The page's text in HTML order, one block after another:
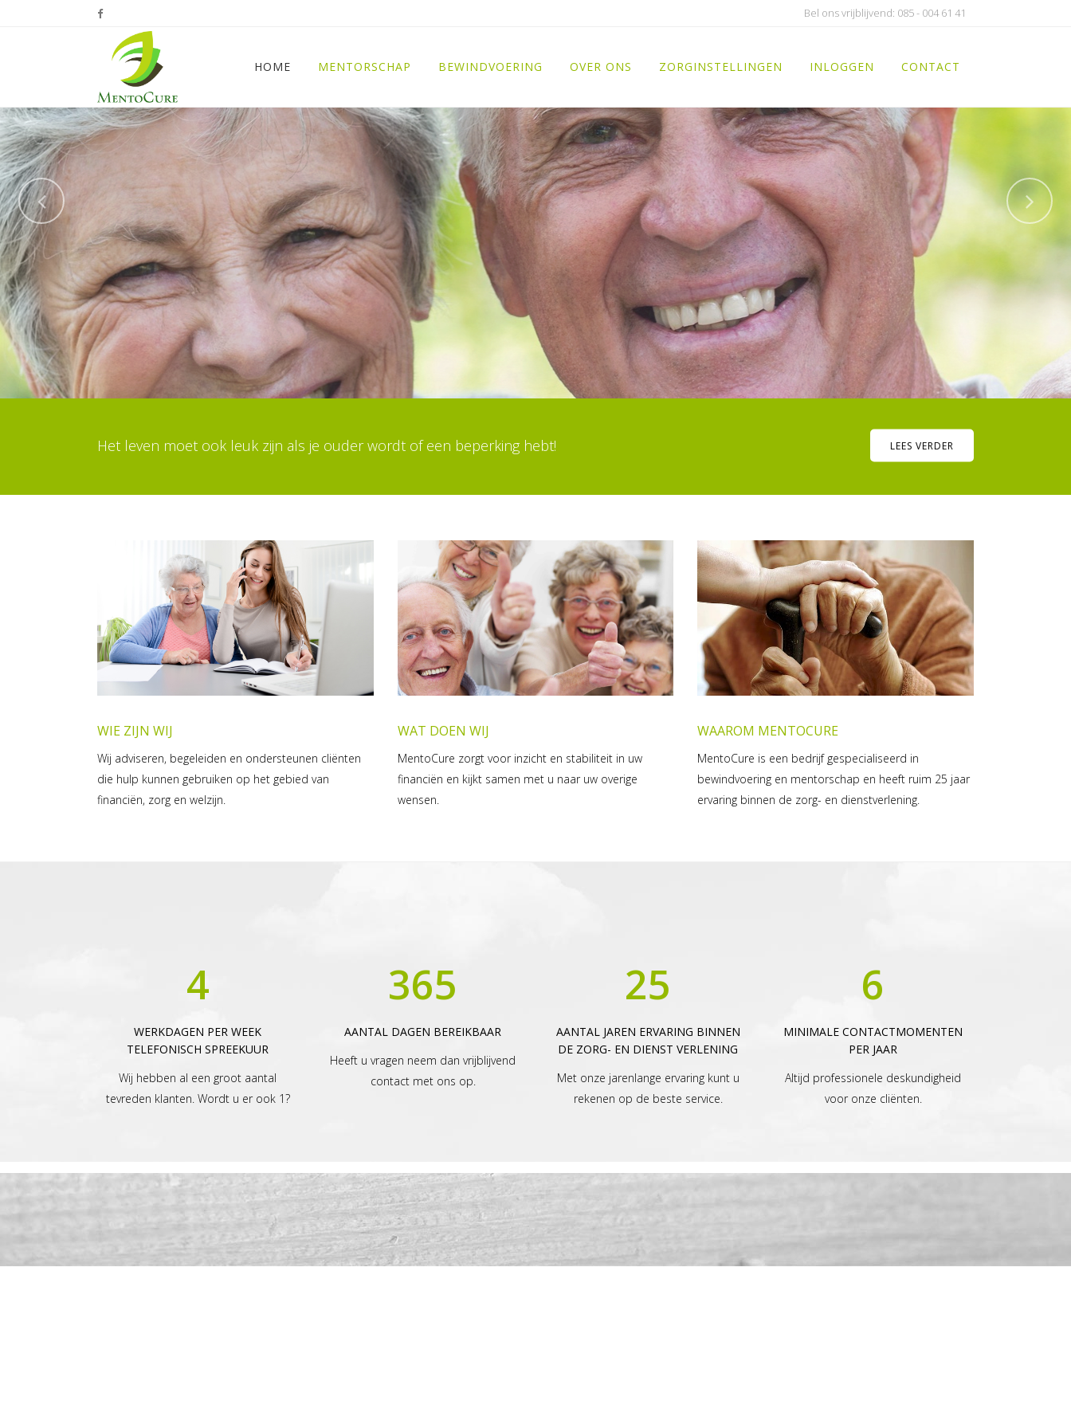
Bel ons vrijblijvend: 085 - 004 61 41
HOME MENTORSCHAP BEWINDVOERING OVER ONS ZORGINSTELLINGEN INLOGGEN CONTACT
Het leven moet ook leuk zijn als je ouder wordt of een beperking hebt! LEES VERDER
WIE ZIJN WIJ
Wij adviseren, begeleiden en ondersteunen cliënten
die hulp kunnen gebruiken op het gebied van
financiën, zorg en welzijn.
WAT DOEN WIJ
MentoCure zorgt voor inzicht en stabiliteit in uw
financiën en kijkt samen met u naar uw overige
wensen.
WAAROM MENTOCURE
MentoCure is een bedrijf gespecialiseerd in
bewindvoering en mentorschap en heeft ruim 25 jaar
ervaring binnen de zorg- en dienstverlening.
4
WERKDAGEN PER WEEK
TELEFONISCH SPREEKUUR
Wij hebben al een groot aantal
tevreden klanten. Wordt u er ook 1?
365
AANTAL DAGEN BEREIKBAAR
Heeft u vragen neem dan vrijblijvend
contact met ons op.
25
AANTAL JAREN ERVARING BINNEN
DE ZORG- EN DIENST VERLENING
Met onze jarenlange ervaring kunt u
rekenen op de beste service.
6
MINIMALE CONTACTMOMENTEN
PER JAAR
Altijd professionele deskundigheid
voor onze cliënten.